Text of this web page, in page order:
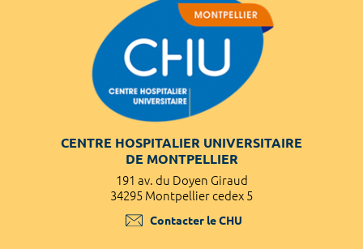
CENTRE HOSPITALIER UNIVERSITAIRE
DE MONTPELLIER
191 av. du Doyen Giraud
34295 Montpellier cedex 5
Contacter le CHU